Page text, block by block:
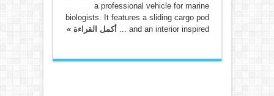
a professional vehicle for marine
biologists. It features a sliding cargo pod
and an interior inspired ...
أكمل القراءة »